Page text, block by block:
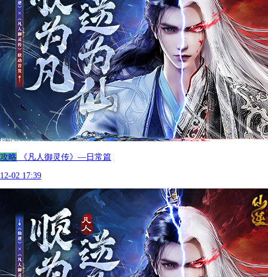
攻略 《凡人御灵传》—日常篇
12-02 17:39